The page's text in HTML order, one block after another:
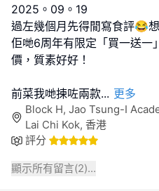
2025。09。19
過左幾個月先得閒寫食評😂
佢哋6周年有限定「買一送一
價，質素好好！
前菜我哋揀咗兩款... 更多
Block H, Jao Tsung-I
Lai Chi Kok, 香港
評分
顯示所有留言(2)...